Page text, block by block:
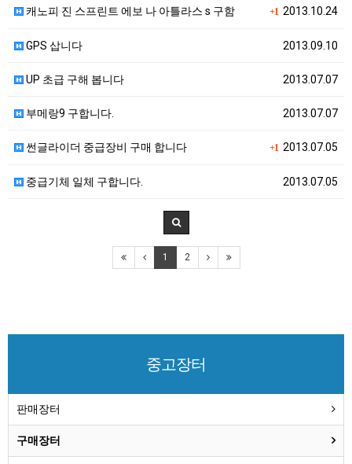
+1 2013.10.24
캐노피 진 스프린트 에보 나 아틀라스 s 구함
2013.09.10
GPS 삽니다
2013.07.07
UP 초급 구해 봅니다
2013.07.07
부메랑9 구합니다.
+1 2013.07.05
썬글라이더 중급장비 구매 합니다
2013.07.05
중급기체 일체 구합니다.
1 2
중고장터
판매장터
구매장터